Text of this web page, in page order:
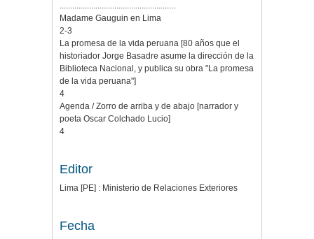
.......................................................
Madame Gauguin en Lima
2-3
La promesa de la vida peruana [80 años que el
historiador Jorge Basadre asume la dirección de la
Biblioteca Nacional, y publica su obra "La promesa
de la vida peruana"]
4
Agenda / Zorro de arriba y de abajo [narrador y
poeta Oscar Colchado Lucio]
4
Editor
Lima [PE] : Ministerio de Relaciones Exteriores
Fecha